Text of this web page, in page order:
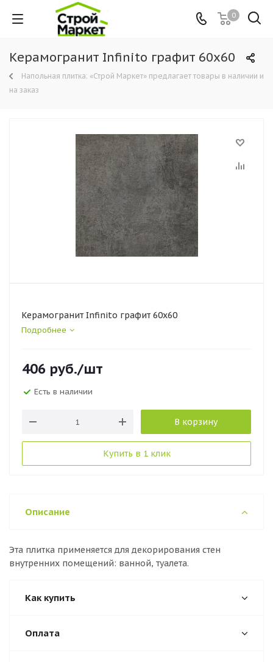
0
Керамогранит Infinito графит 60х60
Напольная плитка: «Строй Маркет» предлагает товары в наличии и
на заказ
Керамогранит Infinito графит 60х60
Подробнее
406 руб./шт
Есть в наличии
В корзину
Купить в 1 клик
Описание
Эта плитка применяется для декорирования стен
внутренних помещений: ванной, туалета.
Как купить
Оплата